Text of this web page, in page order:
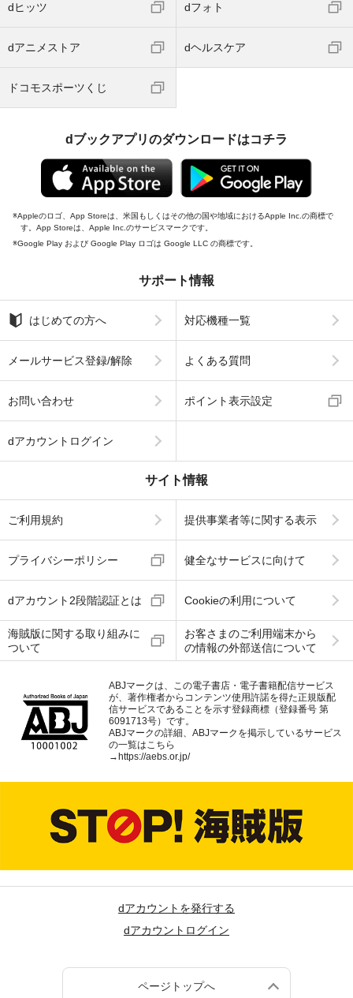
dヒッツ dフォト
dアニメストア dヘルスケア
ドコモスポーツくじ
dブックアプリのダウンロードはコチラ
Appleのロゴ、App Storeは、米国もしくはその他の国や地域におけるApple Inc.の商標で
す。App Storeは、Apple Inc.のサービスマークです。
Google Play および Google Play ロゴは Google LLC の商標です。
サポート情報
はじめての方へ 対応機種一覧
メールサービス登録/解除 よくある質問
お問い合わせ ポイント表示設定
dアカウントログイン
サイト情報
ご利用規約 提供事業者等に関する表示
プライバシーポリシー 健全なサービスに向けて
dアカウント2段階認証とは Cookieの利用について
海賊版に関する取り組みに
ついて
お客さまのご利用端末から
の情報の外部送信について
ABJマークは、この電子書店・電子書籍配信サービス
が、著作権者からコンテンツ使用許諾を得た正規版配
信サービスであることを示す登録商標（登録番号 第
6091713号）です。
ABJマークの詳細、ABJマークを掲示しているサービス
の一覧はこちら
→ https://aebs.or.jp/
dアカウントを発行する
dアカウントログイン
ページトップへ